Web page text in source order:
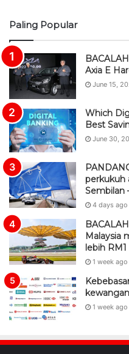
Paling Popular
Axia E
June 15,
Which
Best
June 30,
perkukuh
Sembilan
4 days ago
Malaysia
lebih
1 week ago
1 week ago